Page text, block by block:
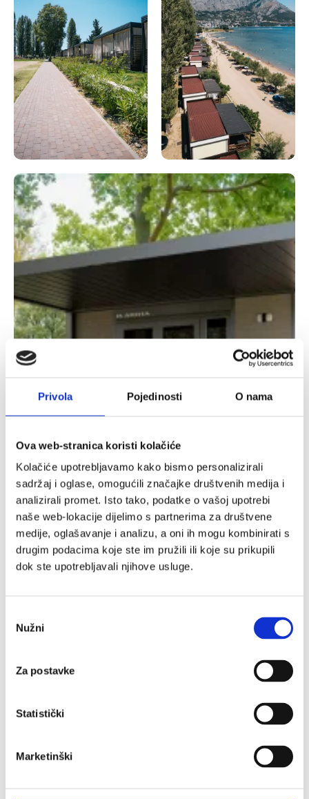
Privola Pojedinosti O nama
Ova web-stranica koristi kolačiće
Kolačiće upotrebljavamo kako bismo personalizirali
sadržaj i oglase, omogućili značajke društvenih medija i
analizirali promet. Isto tako, podatke o vašoj upotrebi
naše web-lokacije dijelimo s partnerima za društvene
medije, oglašavanje i analizu, a oni ih mogu kombinirati s
drugim podacima koje ste im pružili ili koje su prikupili
dok ste upotrebljavali njihove usluge.
pristanka
Nužni
Za postavke
Statistički
Marketinški